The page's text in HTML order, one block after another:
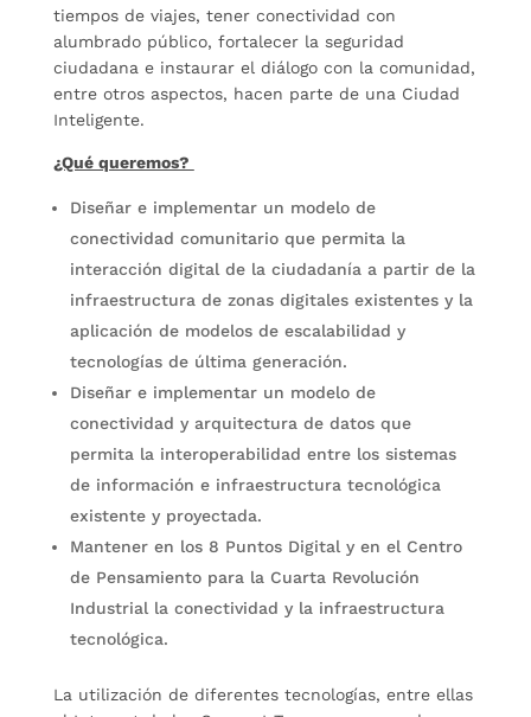
tiempos de viajes, tener conectividad con
alumbrado público, fortalecer la seguridad
ciudadana e instaurar el diálogo con la comunidad,
entre otros aspectos, hacen parte de una Ciudad
Inteligente.
¿Qué queremos?
Diseñar e implementar un modelo de
conectividad comunitario que permita la
interacción digital de la ciudadanía a partir de la
infraestructura de zonas digitales existentes y la
aplicación de modelos de escalabilidad y
tecnologías de última generación.
Diseñar e implementar un modelo de
conectividad y arquitectura de datos que
permita la interoperabilidad entre los sistemas
de información e infraestructura tecnológica
existente y proyectada.
Mantener en los 8 Puntos Digital y en el Centro
de Pensamiento para la Cuarta Revolución
Industrial la conectividad y la infraestructura
tecnológica.
La utilización de diferentes tecnologías, entre ellas